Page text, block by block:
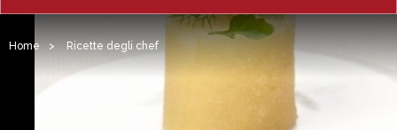
Home > Ricette degli chef